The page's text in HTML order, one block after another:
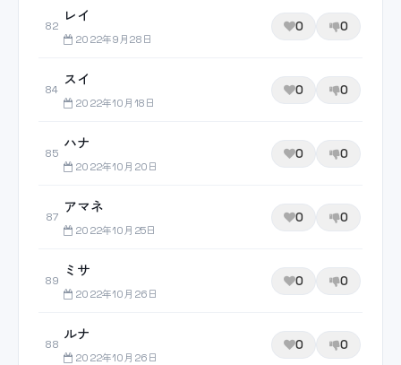
82
レイ
2022年9月28日
0 0
84
スイ
2022年10月18日
0 0
85
ハナ
2022年10月20日
0 0
87
アマネ
2022年10月25日
0 0
89
ミサ
2022年10月26日
0 0
88
ルナ
2022年10月26日
0 0